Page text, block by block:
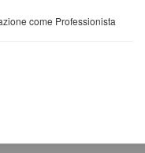
come Professionista